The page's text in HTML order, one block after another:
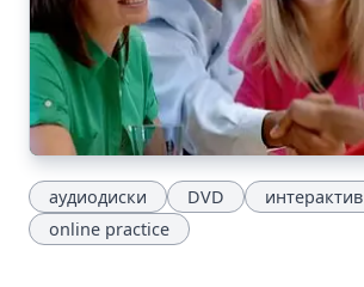
аудиодиски DVD
интерактив
online practice